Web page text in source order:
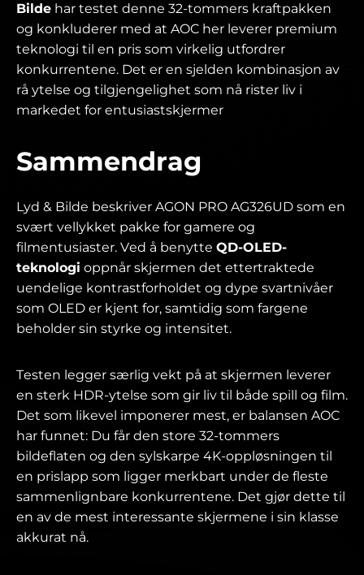
Bilde har testet denne 32-tommers kraftpakken
og konkluderer med at AOC her leverer premium
teknologi til en pris som virkelig utfordrer
konkurrentene. Det er en sjelden kombinasjon av
rå ytelse og tilgjengelighet som nå rister liv i
markedet for entusiastskjermer
Sammendrag
Lyd & Bilde beskriver AGON PRO AG326UD som en
svært vellykket pakke for gamere og
filmentusiaster. Ved å benytte QD-OLED-
teknologi oppnår skjermen det ettertraktede
uendelige kontrastforholdet og dype svartnivåer
som OLED er kjent for, samtidig som fargene
beholder sin styrke og intensitet.
Testen legger særlig vekt på at skjermen leverer
en sterk HDR-ytelse som gir liv til både spill og film.
Det som likevel imponerer mest, er balansen AOC
har funnet: Du får den store 32-tommers
bildeflaten og den sylskarpe 4K-oppløsningen til
en prislapp som ligger merkbart under de fleste
sammenlignbare konkurrentene. Det gjør dette til
en av de mest interessante skjermene i sin klasse
akkurat nå.